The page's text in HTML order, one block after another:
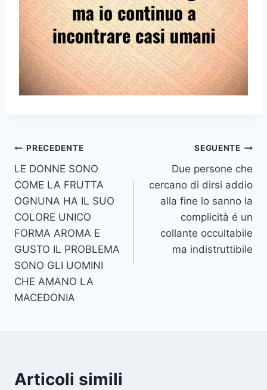
Navigazione
articoli
PRECEDENTE
LE DONNE SONO
COME LA FRUTTA
OGNUNA HA IL SUO
COLORE UNICO
FORMA AROMA E
GUSTO IL PROBLEMA
SONO GLI UOMINI
CHE AMANO LA
MACEDONIA
SEGUENTE
Due persone che
cercano di dirsi addio
alla fine lo sanno la
complicità é un
collante occultabile
ma indistruttibile
Articoli simili